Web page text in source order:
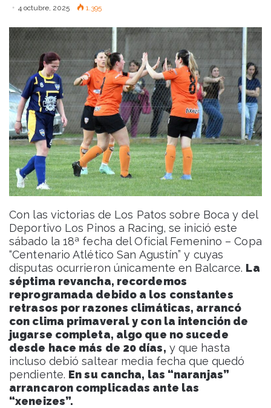
4 octubre, 2025 1.395
Con las victorias de Los Patos sobre Boca y del
Deportivo Los Pinos a Racing, se inició este
sábado la 18ª fecha del Oficial Femenino – Copa
“Centenario Atlético San Agustín” y cuyas
disputas ocurrieron únicamente en Balcarce. La
séptima revancha, recordemos
reprogramada debido a los constantes
retrasos por razones climáticas, arrancó
con clima primaveral y con la intención de
jugarse completa, algo que no sucede
desde hace más de 20 días, y que hasta
incluso debió saltear media fecha que quedó
pendiente. En su cancha, las “naranjas”
arrancaron complicadas ante las
“xeneizes”.